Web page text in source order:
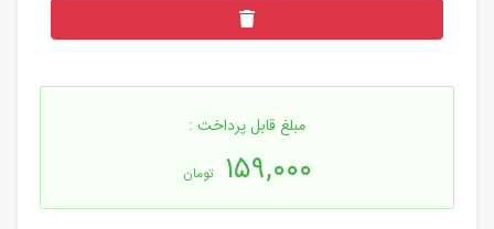
مبلغ قابل پرداخت :
۱۵۹,۰۰۰ تومان